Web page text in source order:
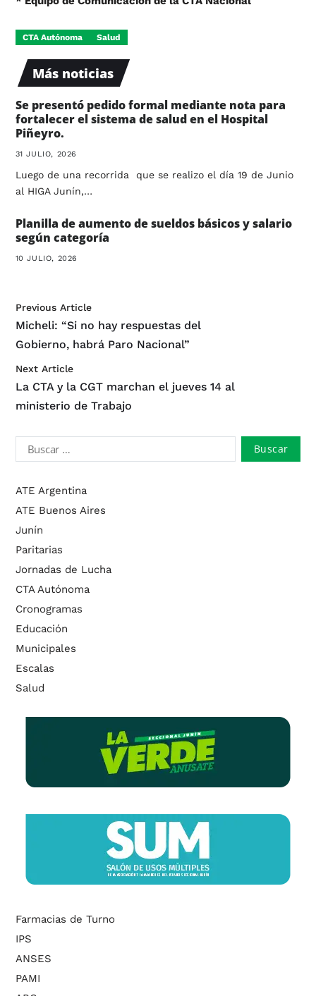
CTA Autónoma Salud
Más noticias
Se presentó pedido formal mediante nota para
fortalecer el sistema de salud en el Hospital
Piñeyro.
31 JULIO, 2026
Luego de una recorrida que se realizo el día 19 de Junio
al HIGA Junín,…
Planilla de aumento de sueldos básicos y salario
según categoría
10 JULIO, 2026
Previous Article
Micheli: “Si no hay respuestas del
Gobierno, habrá Paro Nacional”
Next Article
La CTA y la CGT marchan el jueves 14 al
ministerio de Trabajo
ATE Argentina
ATE Buenos Aires
Junín
Paritarias
Jornadas de Lucha
CTA Autónoma
Cronogramas
Educación
Municipales
Escalas
Salud
Farmacias de Turno
IPS
ANSES
PAMI